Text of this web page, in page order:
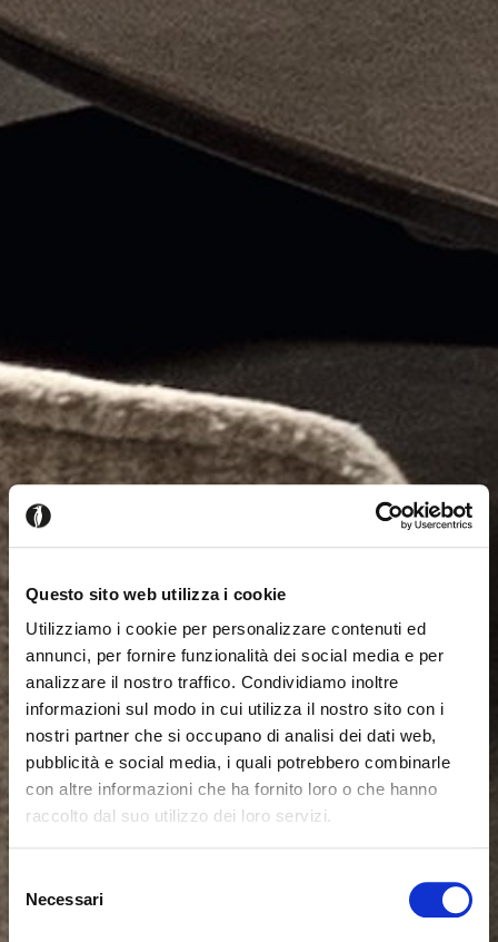
Questo sito web utilizza i cookie
Utilizziamo i cookie per personalizzare contenuti ed
annunci, per fornire funzionalità dei social media e per
analizzare il nostro traffico. Condividiamo inoltre
informazioni sul modo in cui utilizza il nostro sito con i
nostri partner che si occupano di analisi dei dati web,
pubblicità e social media, i quali potrebbero combinarle
con altre informazioni che ha fornito loro o che hanno
raccolto dal suo utilizzo dei loro servizi.
delNecessari
Parece que estás navegando Cerrar